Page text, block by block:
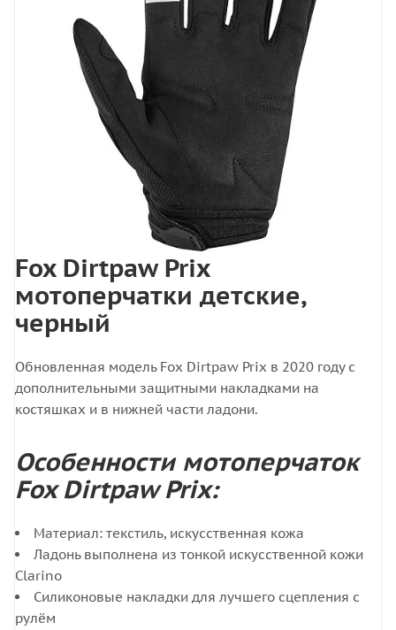
Fox Dirtpaw Prix
мотоперчатки детские,
черный
Обновленная модель Fox Dirtpaw Prix в 2020 году с
дополнительными защитными накладками на
костяшках и в нижней части ладони.
Особенности мотоперчаток
Fox Dirtpaw Prix:
Материал: текстиль, искусственная кожа
Ладонь выполнена из тонкой искусственной кожи
Clarino
Силиконовые накладки для лучшего сцепления с
рулём